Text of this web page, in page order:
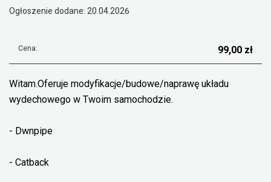
Ogłoszenie dodane: 20.04.2026
Cena: 99,00 zł
Witam.Oferuje modyfikacje/budowe/naprawę układu
wydechowego w Twoim samochodzie.
- Dwnpipe
- Catback